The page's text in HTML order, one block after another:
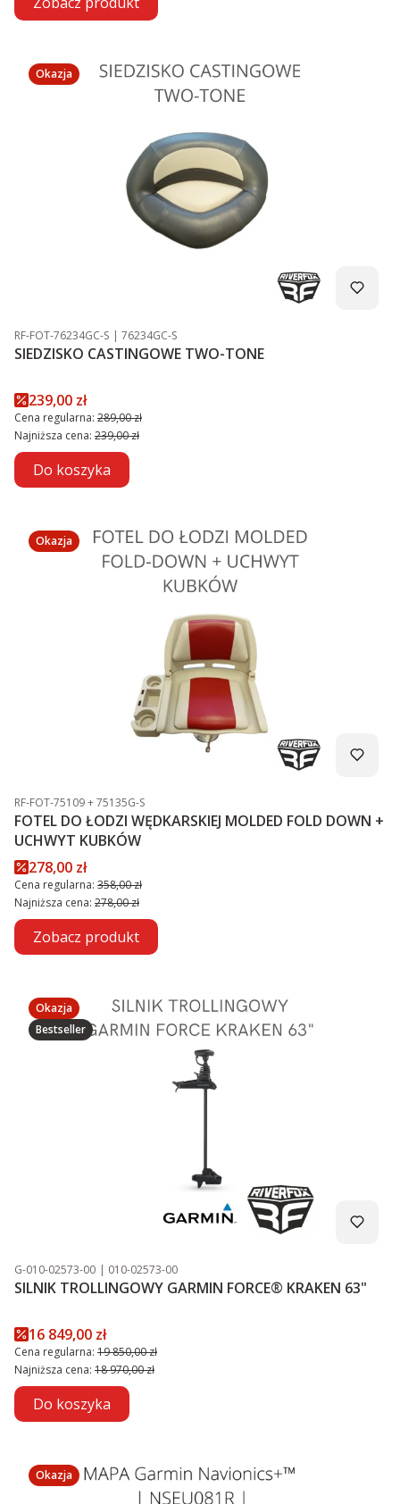
Okazja
Kod produktu
RF-FOT-76234GC-S Kod producenta
76234GC-S
SIEDZISKO CASTINGOWE TWO-TONE
Cena promocyjna
239,00 zł
Cena regularna: 289,00 zł
Najniższa cena: 239,00 zł
Do koszyka
Okazja
Kod produktu
RF-FOT-75109 + 75135G-S
FOTEL DO ŁODZI WĘDKARSKIEJ MOLDED FOLD DOWN +
UCHWYT KUBKÓW
Cena promocyjna
278,00 zł
Cena regularna: 358,00 zł
Najniższa cena: 278,00 zł
Zobacz produkt
Okazja
Bestseller
Kod produktu
G-010-02573-00 Kod producenta
010-02573-00
SILNIK TROLLINGOWY GARMIN FORCE® KRAKEN 63"
Cena promocyjna
16 849,00 zł
Cena regularna: 19 850,00 zł
Najniższa cena: 18 970,00 zł
Do koszyka
Okazja